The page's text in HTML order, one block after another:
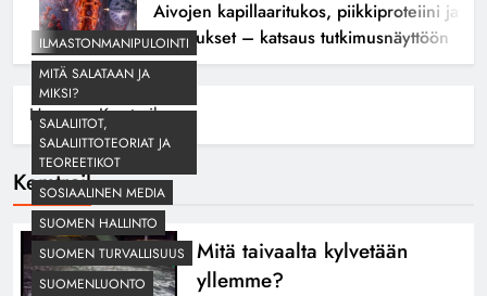
Aivojen kapillaaritukos, piikkiproteiini ja
seuraukset – katsaus tutkimusnäyttöön
Home Kemtrail
Kemtrail
ILMASTONMANIPULOINTI
MITÄ SALATAAN JA
MIKSI?
SALALIITOT,
SALALIITTOTEORIAT JA
TEOREETIKOT
SOSIAALINEN MEDIA
SUOMEN HALLINTO
SUOMEN TURVALLISUUS
SUOMENLUONTO
Mitä taivaalta kylvetään
yllemme?